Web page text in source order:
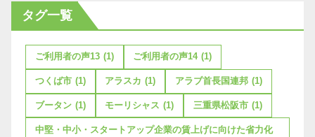
タグ一覧
ご利用者の声13 (1) ご利用者の声14 (1)
つくば市 (1) アラスカ (1) アラブ首長国連邦 (1)
ブータン (1) モーリシャス (1) 三重県松阪市 (1)
中堅・中小・スタートアップ企業の賃上げに向けた省力化